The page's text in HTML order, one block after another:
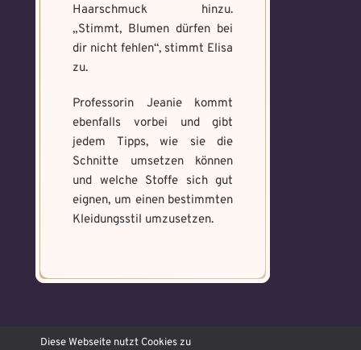
Haarschmuck hinzu.
„Stimmt, Blumen dürfen bei
dir nicht fehlen“, stimmt Elisa
zu.
Professorin Jeanie kommt
ebenfalls vorbei und gibt
jedem Tipps, wie sie die
Schnitte umsetzen können
und welche Stoffe sich gut
eignen, um einen bestimmten
Kleidungsstil umzusetzen.
© OJAMAJO Hexenschule
Diese Webseite nutzt Cookies zu